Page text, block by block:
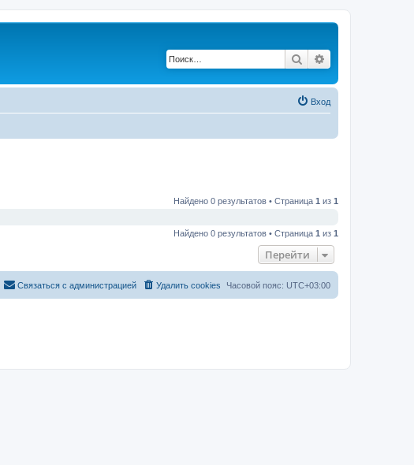
Поиск
Вход
Найдено 0 результатов • Страница 1 из 1
Найдено 0 результатов • Страница 1 из 1
Перейти
Часовой пояс: UTC+03:00
Удалить cookies
Связаться с администрацией